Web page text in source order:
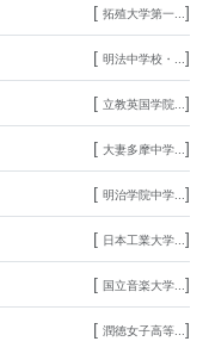
[ 拓殖大学第一... ]
[ 明法中学校・... ]
[ 立教英国学院... ]
[ 大妻多摩中学... ]
[ 明治学院中学... ]
[ 日本工業大学... ]
[ 国立音楽大学... ]
[ 潤徳女子高等... ]